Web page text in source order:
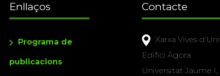
Enllaços
Programa de
publicacions
Contacte
Xarxa Vives
Edifici Àgora
Universitat Jaume I,